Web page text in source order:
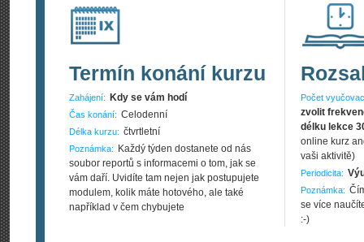
Termín konání kurzu
Zahájení: Kdy se vám hodí
Čas konání: Celodenní
Délka kurzu: čtvrtletní
Poznámka:
Každý týden dostanete od nás
soubor reportů s informacemi o tom, jak se
vám daří. Uvidíte tam nejen jak postupujete
modulem, kolik máte hotového, ale také
například v čem chybujete
Počet
zvolit
délku lekce
online kurz
vaši aktivitě)
Periodicita:
Poznámka:
se více
:-)